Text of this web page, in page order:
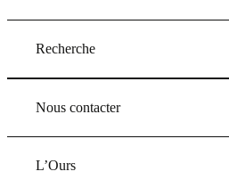
Recherche
Nous contacter
L’Ours